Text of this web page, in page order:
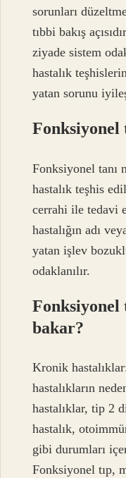
sorunları
tıbbi bakış
ziyade sistem
hastalık
yatan sorunu
Fonksiyonel
Fonksiyonel tanı
hastalık teşhis
cerrahi ile tedavi
hastalığın adı
yatan işlev
odaklanılır.
Fonksiyonel
bakar?
Kronik
hastalıkların
hastalıklar, tip 2
hastalık,
gibi durumları
Fonksiyonel tıp,